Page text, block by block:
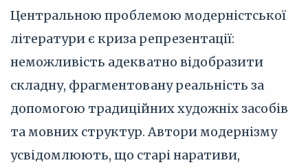
Центральною проблемою модерністської
літератури є криза репрезентації:
неможливість адекватно відобразити
складну, фрагментовану реальність за
допомогою традиційних художніх засобів
та мовних структур. Автори модернізму
усвідомлюють, що старі наративи,